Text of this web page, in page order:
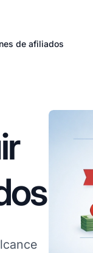
de afiliados